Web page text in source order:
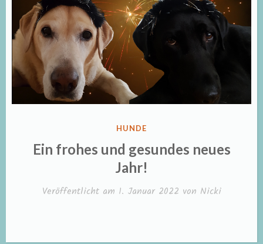
VERÖFFENTLICHT
HUNDE
Ein frohes und gesundes neues
Jahr!
Veröffentlicht am 1. Januar 2022 von Nicki